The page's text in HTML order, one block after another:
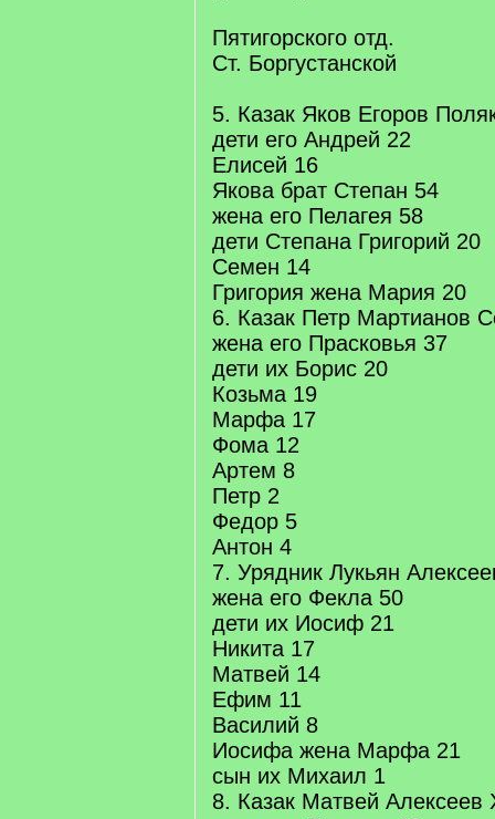
Пятигорского отд.
Ст. Боргустанской
5. Казак Яков Егоров
дети его Андрей 22
Елисей 16
Якова брат Степан 54
жена его Пелагея 58
дети Степана Григорий 20
Семен 14
Григория жена Мария 20
6. Казак Петр Мартианов
жена его Прасковья 37
дети их Борис 20
Козьма 19
Марфа 17
Фома 12
Артем 8
Петр 2
Федор 5
Антон 4
7. Урядник Лукьян
жена его Фекла 50
дети их Иосиф 21
Никита 17
Матвей 14
Ефим 11
Василий 8
Иосифа жена Марфа 21
сын их Михаил 1
8. Казак Матвей Алексеев